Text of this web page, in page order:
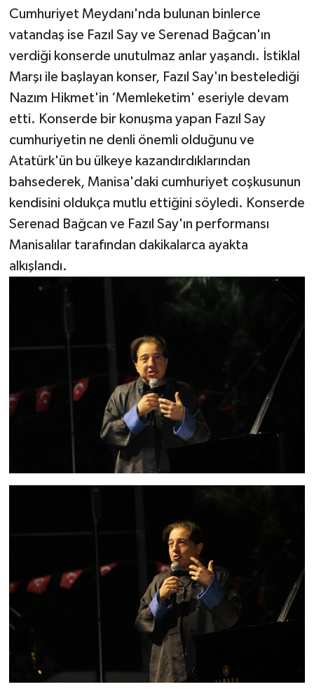
Cumhuriyet Meydanı'nda bulunan binlerce
vatandaş ise Fazıl Say ve Serenad Bağcan'ın
verdiği konserde unutulmaz anlar yaşandı. İstiklal
Marşı ile başlayan konser, Fazıl Say'ın bestelediği
Nazım Hikmet'in ‘Memleketim' eseriyle devam
etti. Konserde bir konuşma yapan Fazıl Say
cumhuriyetin ne denli önemli olduğunu ve
Atatürk'ün bu ülkeye kazandırdıklarından
bahsederek, Manisa'daki cumhuriyet coşkusunun
kendisini oldukça mutlu ettiğini söyledi. Konserde
Serenad Bağcan ve Fazıl Say'ın performansı
Manisalılar tarafından dakikalarca ayakta
alkışlandı.